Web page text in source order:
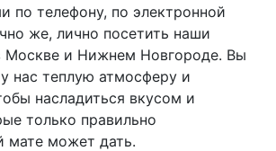
по телефону, по электронной
же, лично посетить наши
Москве и Нижнем Новгороде. Вы
нас теплую атмосферу и
насладиться вкусом и
только правильно
мате может дать.